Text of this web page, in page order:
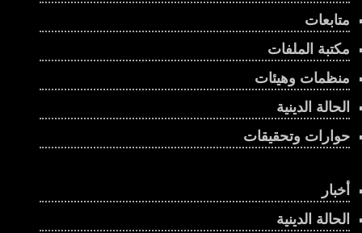
متابعات
مكتبة الملفات
منظمات وهيئات
الحالة الدينية
حوارات وتحقيقات
أخبار
الحالة الدينية